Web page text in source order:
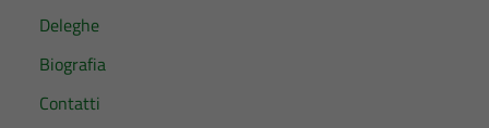
Deleghe
Biografia
Contatti